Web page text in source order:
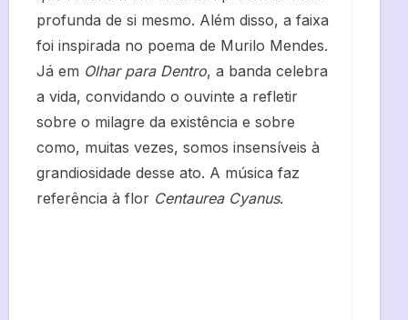
profunda de si mesmo. Além disso, a faixa
foi inspirada no poema de Murilo Mendes.
Já em Olhar para Dentro, a banda celebra
a vida, convidando o ouvinte a refletir
sobre o milagre da existência e sobre
como, muitas vezes, somos insensíveis à
grandiosidade desse ato. A música faz
referência à flor Centaurea Cyanus.